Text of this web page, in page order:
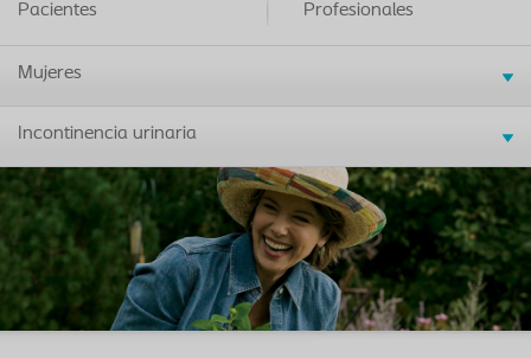
Pacientes
Mujeres
Incontinencia urinaria
Profesionales